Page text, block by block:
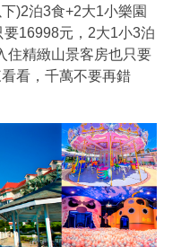
)2泊3食+2大1小樂園
16998元，2大1小3泊
住精緻山景客房也只要
看，千萬不要再錯